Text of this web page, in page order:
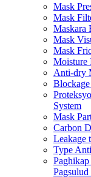
Mask
Mask
Maskara
Mask
Mask
Moisture
Anti-dry
Blockage
System
Mask
Carbon
Leakage
Type
Pagsulud